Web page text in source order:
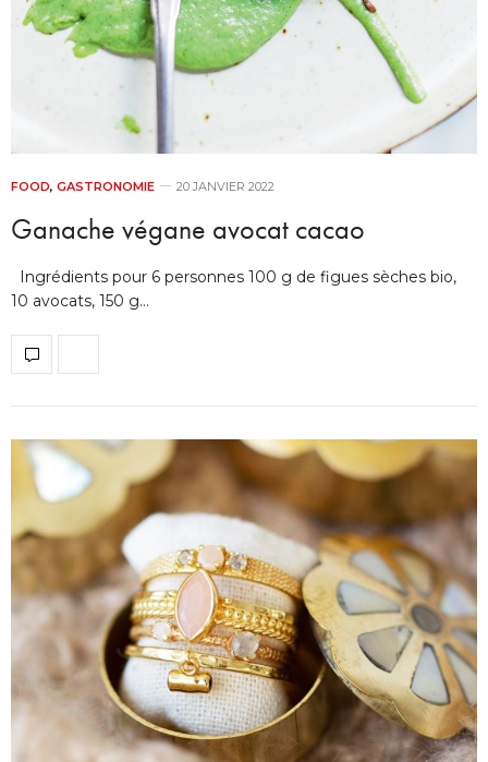
FOOD, GASTRONOMIE 20 JANVIER 2022
Ganache végane avocat cacao
Ingrédients pour 6 personnes 100 g de figues sèches bio,
10 avocats, 150 g…